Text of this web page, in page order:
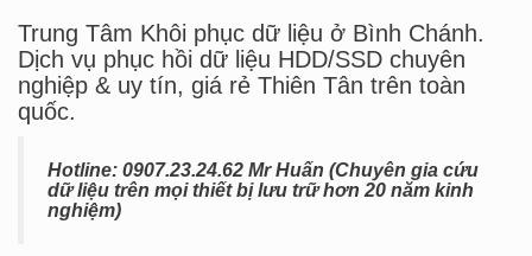
Trung Tâm Khôi phục dữ liệu ở Bình Chánh.
Dịch vụ phục hồi dữ liệu HDD/SSD chuyên
nghiệp & uy tín, giá rẻ Thiên Tân trên toàn
quốc.
Hotline: 0907.23.24.62 Mr Huấn (Chuyên gia cứu
dữ liệu trên mọi thiết bị lưu trữ hơn 20 năm kinh
nghiệm)